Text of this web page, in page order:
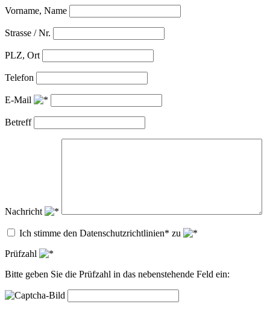
Vorname, Name
Strasse / Nr.
PLZ, Ort
Telefon
E-Mail
Betreff
Nachricht
Ich stimme den Datenschutzrichtlinien* zu
Prüfzahl
Bitte geben Sie die Prüfzahl in das nebenstehende Feld ein: